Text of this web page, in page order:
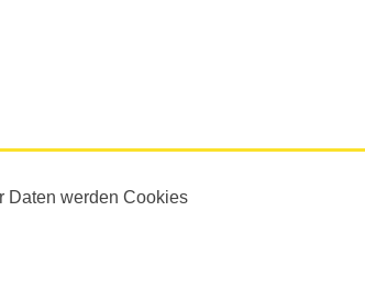
Daten werden Cookies